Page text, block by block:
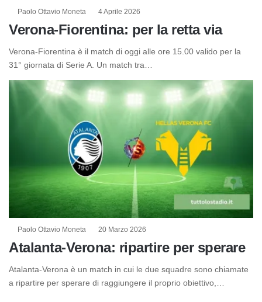
Paolo Ottavio Moneta 4 Aprile 2026
Verona-Fiorentina: per la retta via
Verona-Fiorentina è il match di oggi alle ore 15.00 valido per la
31° giornata di Serie A. Un match tra…
Paolo Ottavio Moneta 20 Marzo 2026
Atalanta-Verona: ripartire per sperare
Atalanta-Verona è un match in cui le due squadre sono chiamate
a ripartire per sperare di raggiungere il proprio obiettivo,…